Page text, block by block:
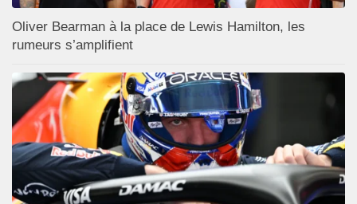
Oliver Bearman à la place de Lewis Hamilton, les
rumeurs s’amplifient